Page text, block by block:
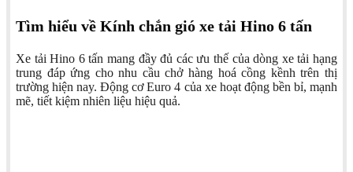
Tìm hiểu về Kính chắn gió xe tải Hino 6 tấn
Xe tải Hino 6 tấn mang đầy đủ các ưu thế của dòng xe tải hạng
trung đáp ứng cho nhu cầu chở hàng hoá cồng kềnh trên thị
trường hiện nay. Động cơ Euro 4 của xe hoạt động bền bỉ, mạnh
mẽ, tiết kiệm nhiên liệu hiệu quả.